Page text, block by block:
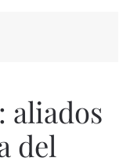
aliados
del